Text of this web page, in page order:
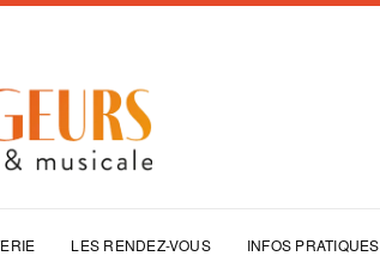
LES RENDEZ-VOUS INFOS PRATIQUES